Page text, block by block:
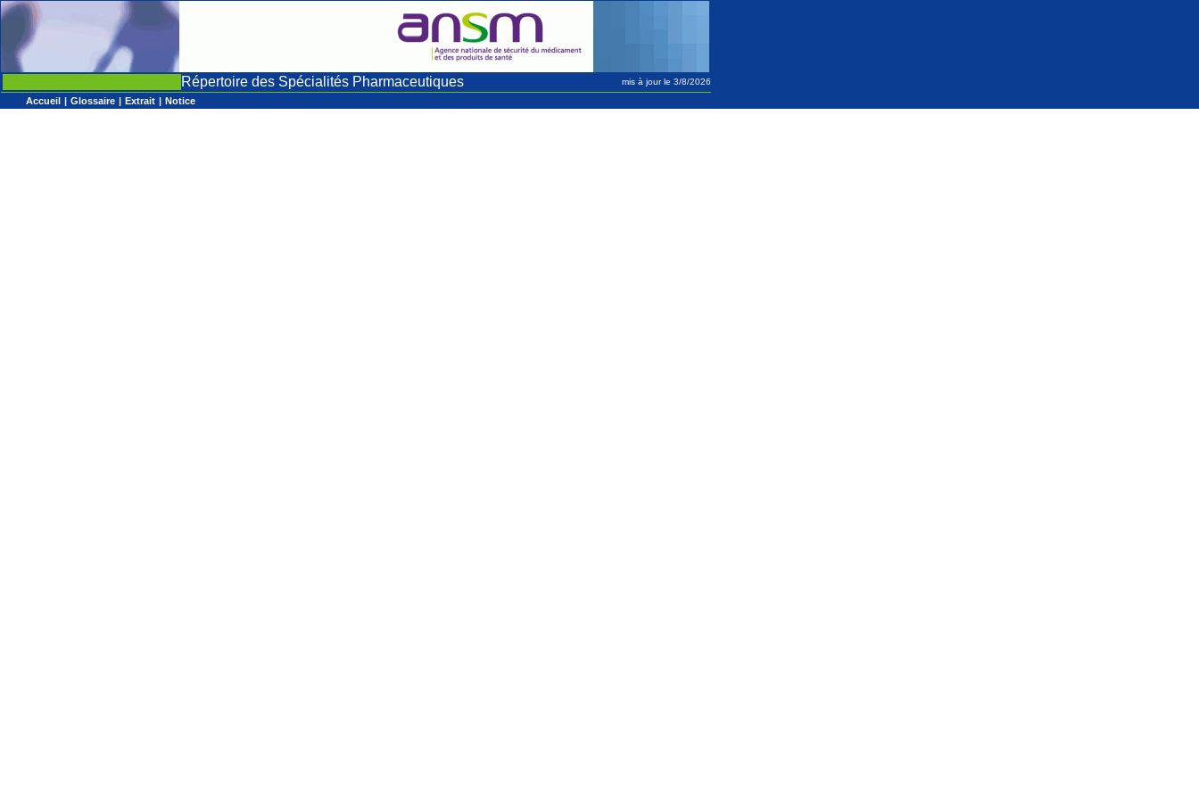
Répertoire des Spécialités Pharmaceutiques mis à jour le 3/8/2026
Accueil | Glossaire | Extrait | Notice